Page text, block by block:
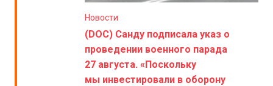
Новости
(DOC) Санду подписала указ о
проведении военного парада
27 августа. «Поскольку
мы инвестировали в оборону